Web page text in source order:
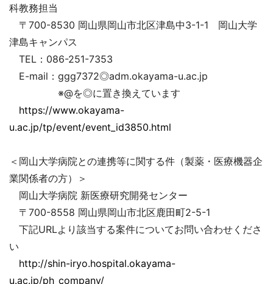
科教務担当
〒700-8530 岡山県岡山市北区津島中3-1-1 岡山大学
津島キャンパス
TEL：086-251-7353
E-mail：ggg7372◎adm.okayama-u.ac.jp
※@を◎に置き換えています
https://www.okayama-
u.ac.jp/tp/event/event_id3850.html
＜岡山大学病院との連携等に関する件（製薬・医療機器企
業関係者の方）＞
岡山大学病院 新医療研究開発センター
〒700-8558 岡山県岡山市北区鹿田町2-5-1
下記URLより該当する案件についてお問い合わせくださ
い
http://shin-iryo.hospital.okayama-
u.ac.jp/ph_company/